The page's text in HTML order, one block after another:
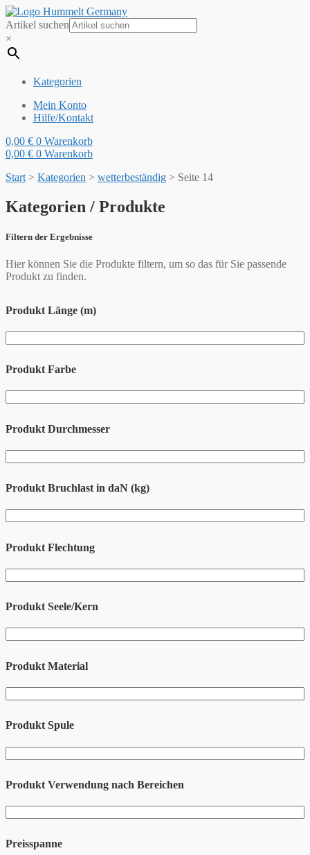
Artikel suchen
×
Kategorien
Mein Konto
Hilfe/Kontakt
0,00 € 0 Warenkorb
0,00 € 0 Warenkorb
Start > Kategorien > wetterbeständig > Seite 14
Kategorien / Produkte
Filtern der Ergebnisse
Hier können Sie die Produkte filtern, um so das für Sie passende
Produkt zu finden.
Produkt Länge (m)
Produkt Farbe
Produkt Durchmesser
Produkt Bruchlast in daN (kg)
Produkt Flechtung
Produkt Seele/Kern
Produkt Material
Produkt Spule
Produkt Verwendung nach Bereichen
Preisspanne